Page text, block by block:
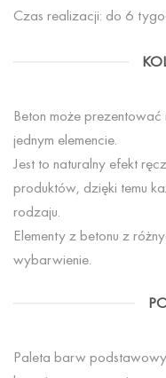
Czas realizacji: do 6
Beton może
jednym elemencie.
Jest to naturalny efekt
produktów, dzięki temu
rodzaju.
Elementy z betonu z
wybarwienie.
Paleta barw